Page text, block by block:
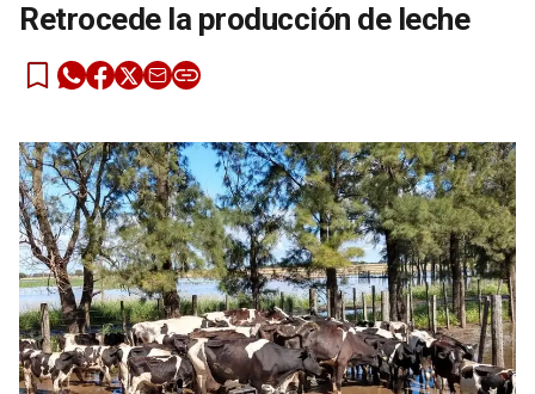
Retrocede la producción de leche